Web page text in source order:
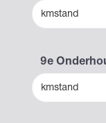
kmstand
9e
kmstand